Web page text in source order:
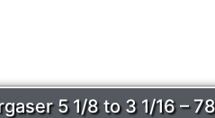
5 1/8 to 3 1/16 –